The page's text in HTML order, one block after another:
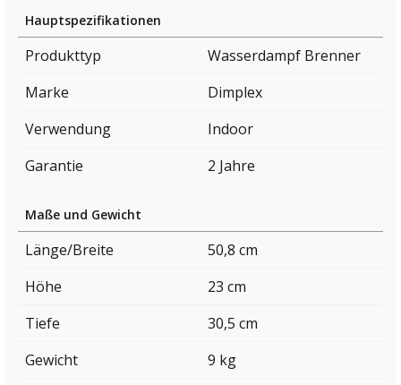
Hauptspezifikationen
Produkttyp
Wasserdampf Brenner
Marke
Dimplex
Verwendung
Indoor
Garantie
2 Jahre
Maße und Gewicht
Länge/Breite
50,8 cm
Höhe
23 cm
Tiefe
30,5 cm
Gewicht
9 kg